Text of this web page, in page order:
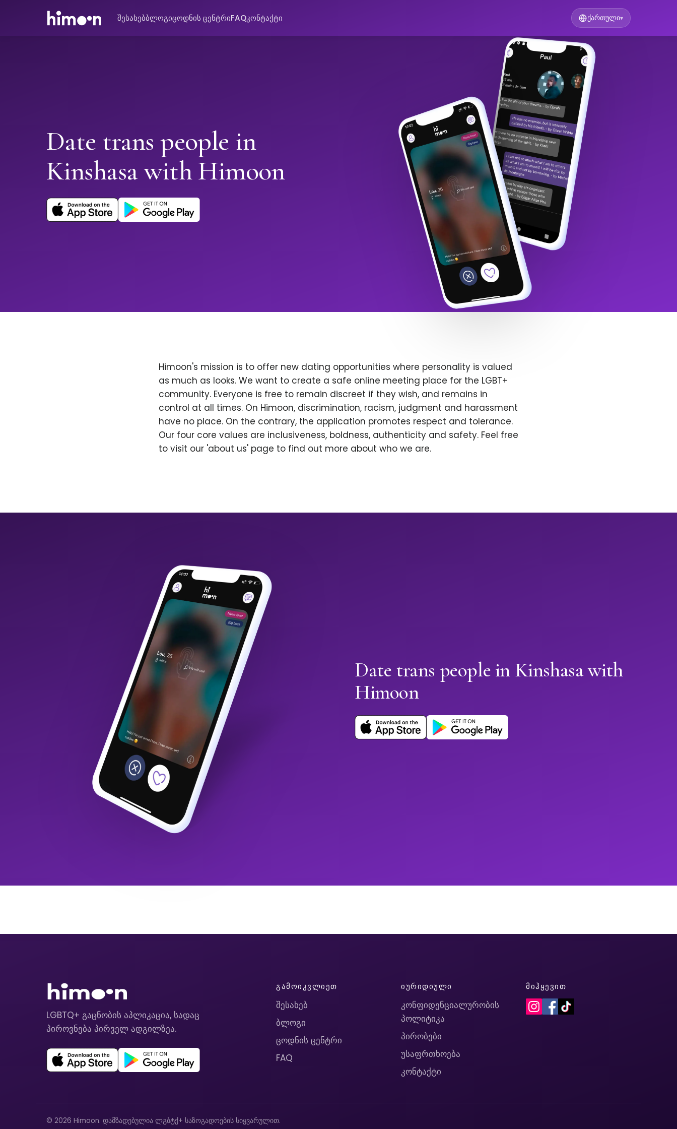
შესახებბლოგიცოდნის ცენტრიFAQკონტაქტი ქართული▾
Date trans people in
Kinshasa with Himoon
Himoon's mission is to offer new dating opportunities where personality is valued
as much as looks. We want to create a safe online meeting place for the LGBT+
community. Everyone is free to remain discreet if they wish, and remains in
control at all times. On Himoon, discrimination, racism, judgment and harassment
have no place. On the contrary, the application promotes respect and tolerance.
Our four core values are inclusiveness, boldness, authenticity and safety. Feel free
to visit our 'about us' page to find out more about who we are.
Date trans people in Kinshasa with
Himoon
LGBTQ+ გაცნობის აპლიკაცია, სადაც
პიროვნება პირველ ადგილზეა.
ᲒᲐᲛᲝᲘᲙᲕᲚᲘᲔᲗ
შესახებ
ბლოგი
ცოდნის ცენტრი
FAQ
ᲘᲣᲠᲘᲓᲘᲣᲚᲘ
კონფიდენციალურობის
პოლიტიკა
პირობები
უსაფრთხოება
კონტაქტი
ᲛᲘᲰᲧᲔᲕᲘᲗ
© 2026 Himoon. დამზადებულია ლგბტქ+ საზოგადოების სიყვარულით.